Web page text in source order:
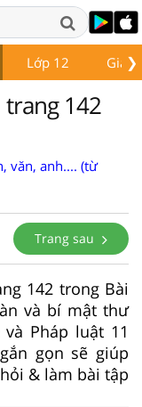
❯
Lớp 12 Giáo
trang 142
văn, anh.... (từ
Trang sau
142 trong Bài
và bí mật thư
Pháp luật 11
gọn sẽ giúp
& làm bài tập